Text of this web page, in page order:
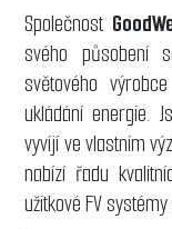
Společnost
svého působení
světového
ukládání energie.
vyvíjí ve vlastním
nabízí řadu
užitkové FV